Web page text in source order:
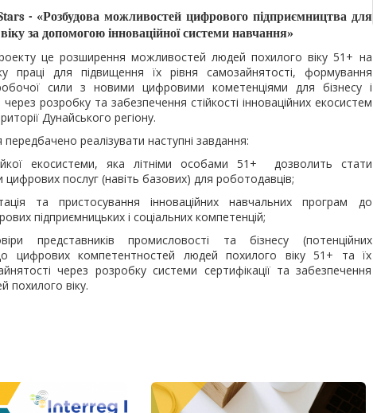
- «Розбудова можливостей цифрового підприємництва для
за допомогою інноваційної системи навчання»
це розширення можливостей людей похилого віку 51+ на
праці для підвищення їх рівня самозайнятості, формування
робочої сили з новими цифровими кометенціями для бізнесу і
через розробку та забезпечення стійкості інноваційних екосистем
Дунайського регіону.
передбачено реалізувати наступні завдання:
екосистеми, яка літніми особами 51+ дозволить стати
послуг (навіть базових) для роботодавців;
та пристосування інноваційних навчальних програм до
підприємницьких і соціальних компетенцій;
представників промисловості та бізнесу (потенційних
цифрових компетентностей людей похилого віку 51+ та їх
через розробку системи сертифікації та забезпечення
похилого віку.